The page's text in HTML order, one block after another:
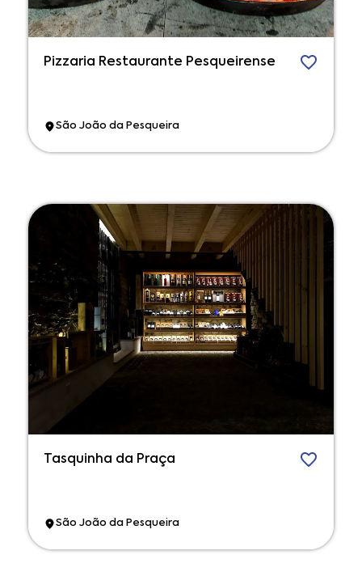
Pizzaria Restaurante Pesqueirense
São João da Pesqueira
Tasquinha da Praça
São João da Pesqueira